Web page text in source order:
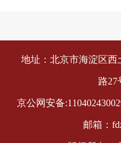
地址：北京市海淀区西
路27
京公网安备
邮箱：